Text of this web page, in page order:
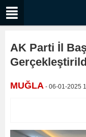
AK Parti İl
MUĞLA - 06-01-2025